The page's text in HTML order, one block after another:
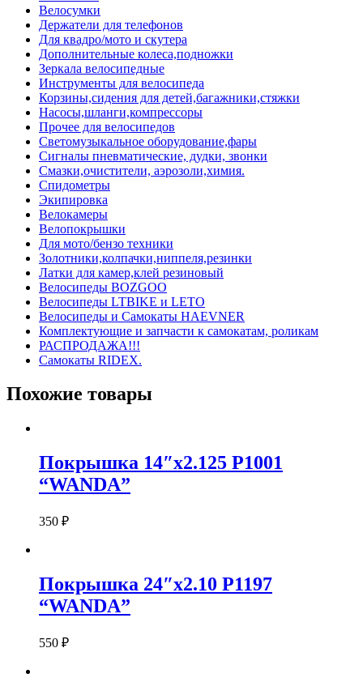
Велосумки
Держатели для телефонов
Для квадро/мото и скутера
Дополнительные колеса,подножки
Зеркала велосипедные
Инструменты для велосипеда
Корзины,сидения для детей,багажники,стяжки
Насосы,шланги,компрессоры
Прочее для велосипедов
Светомузыкальное оборудование,фары
Сигналы пневматические, дудки, звонки
Смазки,очистители, аэрозоли,химия.
Спидометры
Экипировка
Велокамеры
Велопокрышки
Для мото/бензо техники
Золотники,колпачки,ниппеля,резинки
Латки для камер,клей резиновый
Велосипеды BOZGOO
Велосипеды LTBIKE и LETO
Велосипеды и Самокаты HAEVNER
Комплектующие и запчасти к самокатам, роликам
РАСПРОДАЖА!!!
Самокаты RIDEX.
Похожие товары
Покрышка 14″x2.125 P1001
“WANDA”
350 ₽
Покрышка 24″x2.10 P1197
“WANDA”
550 ₽